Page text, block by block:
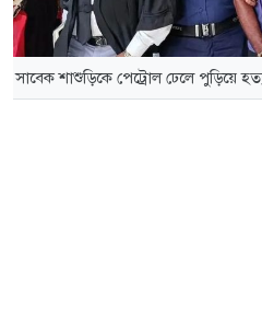
সাবেক শাশুড়িকে পেট্রোল ঢেলে পুড়িয়ে